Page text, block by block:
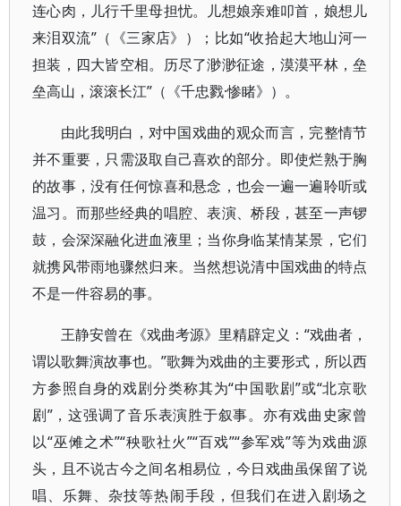
连心肉，儿行千里母担忧。儿想娘亲难叩首，娘想儿
来泪双流”（《三家店》）；比如“收拾起大地山河一
担装，四大皆空相。历尽了渺渺征途，漠漠平林，垒
垒高山，滚滚长江”（《千忠戮·惨睹》）。
由此我明白，对中国戏曲的观众而言，完整情节
并不重要，只需汲取自己喜欢的部分。即使烂熟于胸
的故事，没有任何惊喜和悬念，也会一遍一遍聆听或
温习。而那些经典的唱腔、表演、桥段，甚至一声锣
鼓，会深深融化进血液里；当你身临某情某景，它们
就携风带雨地骤然归来。当然想说清中国戏曲的特点
不是一件容易的事。
王静安曾在《戏曲考源》里精辟定义：“戏曲者，
谓以歌舞演故事也。”歌舞为戏曲的主要形式，所以西
方参照自身的戏剧分类称其为“中国歌剧”或“北京歌
剧”，这强调了音乐表演胜于叙事。亦有戏曲史家曾
以“巫傩之术”“秧歌社火”“百戏”“参军戏”等为戏曲源
头，且不说古今之间名相易位，今日戏曲虽保留了说
唱、乐舞、杂技等热闹手段，但我们在进入剧场之